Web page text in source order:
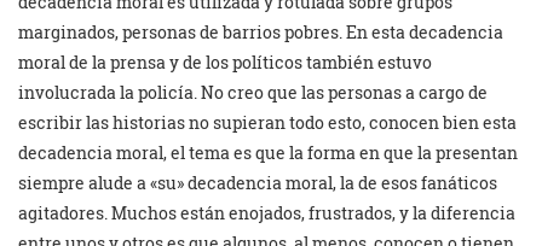
marginados, personas de barrios pobres. En esta decadencia
moral de la prensa y de los políticos también estuvo
involucrada la policía. No creo que las personas a cargo de
escribir las historias no supieran todo esto, conocen bien esta
decadencia moral, el tema es que la forma en que la presentan
siempre alude a «su» decadencia moral, la de esos fanáticos
agitadores. Muchos están enojados, frustrados, y la diferencia